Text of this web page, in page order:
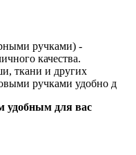
ручками) -
качества.
ткани и других
ручками удобно д
удобным для вас